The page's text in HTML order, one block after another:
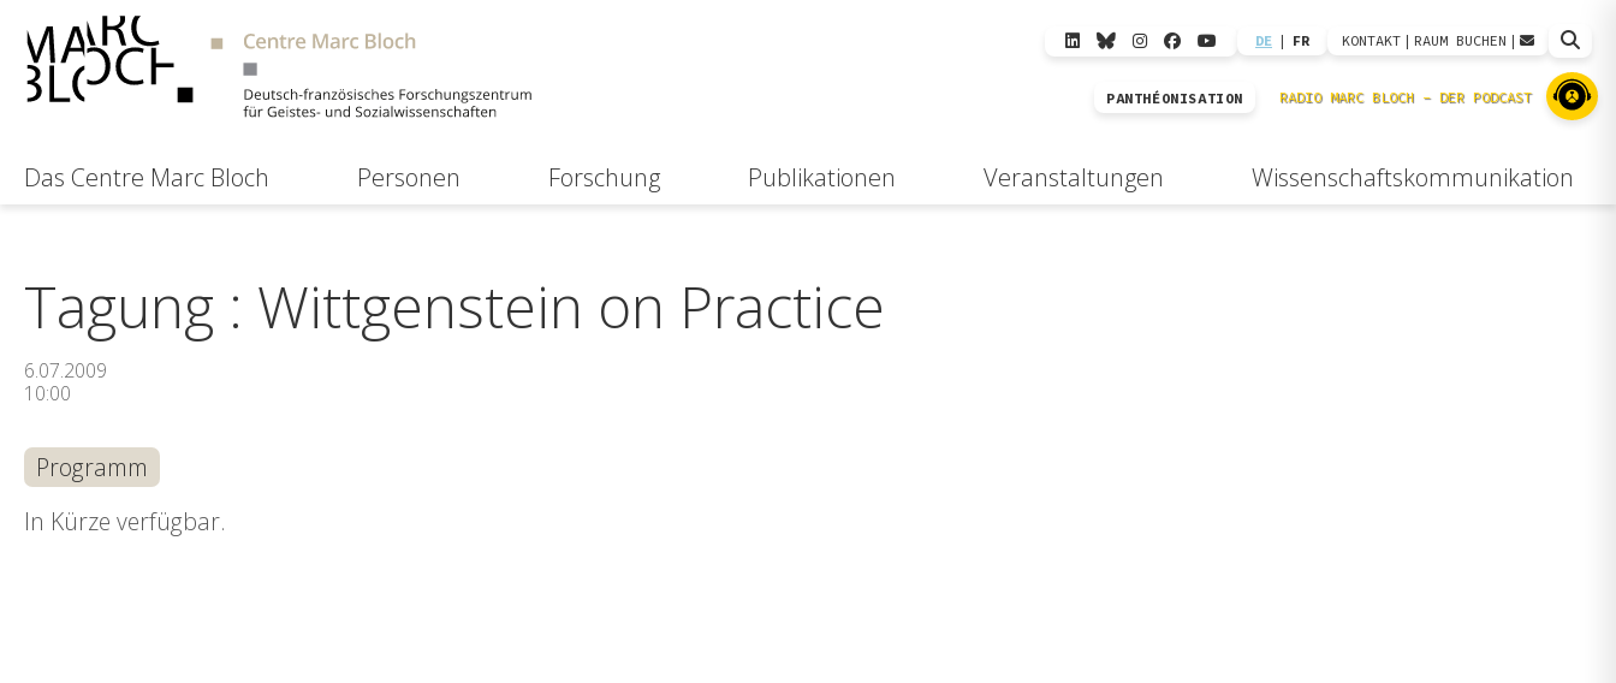
DE | FR KONTAKT | RAUM BUCHEN |
PANTHÉONISATION
Das Centre Marc Bloch Personen Forschung Publikationen Veranstaltungen Wissenschaftskommunikation
Tagung : Wittgenstein on Practice
6.07.2009
10:00
Programm
In Kürze verfügbar.